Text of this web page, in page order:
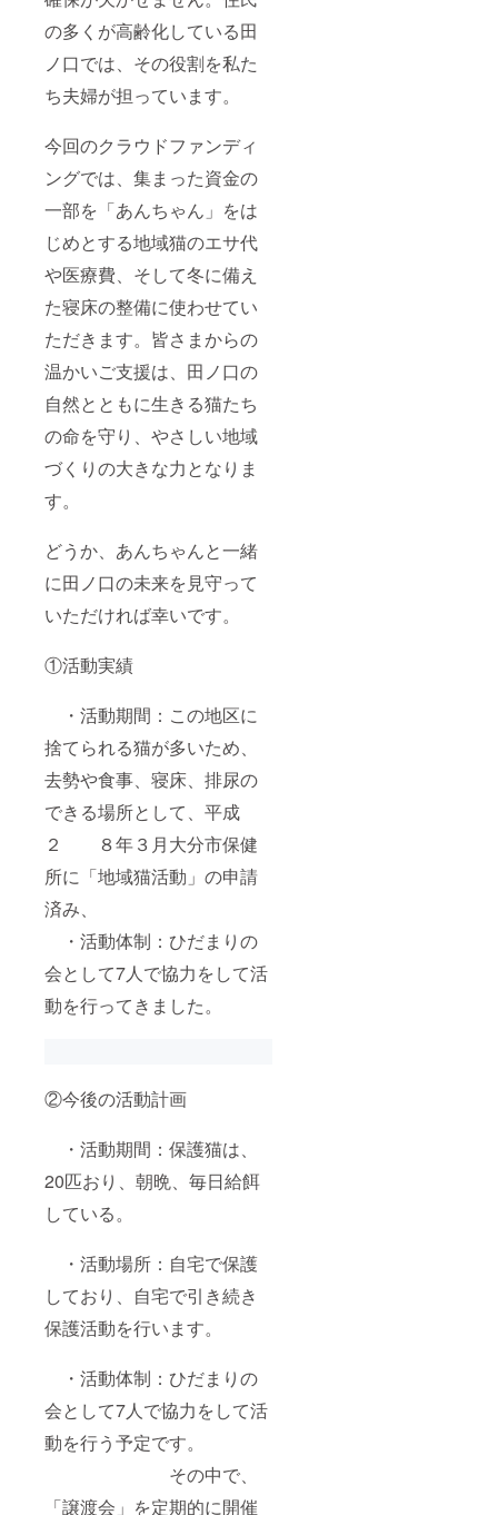
の多くが高齢化している田
ノ口では、その役割を私た
ち夫婦が担っています。
今回のクラウドファンディ
ングでは、集まった資金の
一部を「あんちゃん」をは
じめとする地域猫のエサ代
や医療費、そして冬に備え
た寝床の整備に使わせてい
ただきます。皆さまからの
温かいご支援は、田ノ口の
自然とともに生きる猫たち
の命を守り、やさしい地域
づくりの大きな力となりま
す。
どうか、あんちゃんと一緒
に田ノ口の未来を見守って
いただければ幸いです。
①活動実績
・活動期間：この地区に
捨てられる猫が多いため、
去勢や食事、寝床、排尿の
できる場所として、平成
２ ８年３月大分市保健
所に「地域猫活動」の申請
済み、
・活動体制：ひだまりの
会として7人で協力をして活
動を行ってきました。
②今後の活動計画
・活動期間：保護猫は、
20匹おり、朝晩、毎日給餌
している。
・活動場所：自宅で保護
しており、自宅で引き続き
保護活動を行います。
・活動体制：ひだまりの
会として7人で協力をして活
動を行う予定です。
その中で、
「譲渡会」を定期的に開催